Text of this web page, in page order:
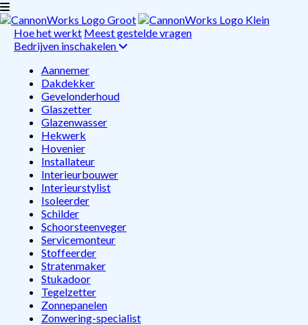
Hoe het werkt Meest gestelde vragen
Bedrijven inschakelen
Aannemer
Dakdekker
Gevelonderhoud
Glaszetter
Glazenwasser
Hekwerk
Hovenier
Installateur
Interieurbouwer
Interieurstylist
Isoleerder
Schilder
Schoorsteenveger
Servicemonteur
Stoffeerder
Stratenmaker
Stukadoor
Tegelzetter
Zonnepanelen
Zonwering-specialist